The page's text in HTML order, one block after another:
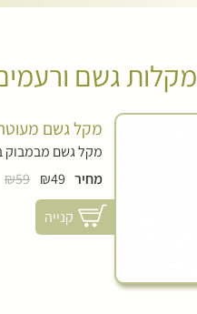
מקלות גשם
מקל גשם מעוטר - 40
מקל גשם מבמבוק
מחיר ₪49
₪59
קנייה